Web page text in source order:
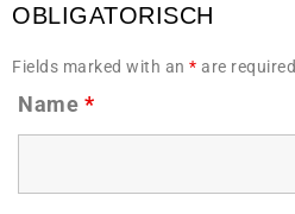
OBLIGATORISCH
Fields marked with an * are required
Name *